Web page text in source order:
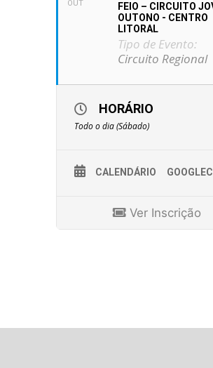
OUT
FEIO – CIRCUITO
OUTONO - CENTRO
LITORAL
Tipo de Evento:
Circuito Regional
HORÁRIO
Todo o dia (Sábado)
CALENDÁRIO
Ver Inscrição